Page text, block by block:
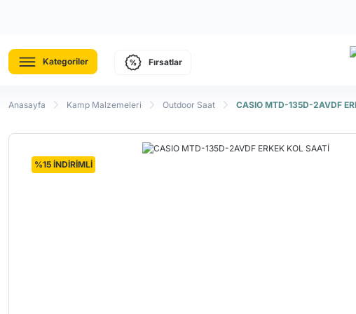
Kategoriler Fırsatlar
Anasayfa Kamp Malzemeleri Outdoor Saat CASIO MTD-135D-2AVDF
%15 İNDİRİMLİ